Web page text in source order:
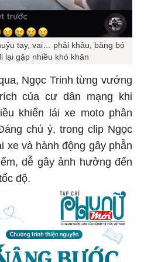
tay, vai… phải khâu, băng bó
lại gặp nhiều khó khăn
Ngọc Trinh từng vướng
của cư dân mạng khi
khiển lái xe moto phân
chú ý, trong clip Ngọc
xe và hành động gây phẫn
dễ gây ảnh hưởng đến
độ.